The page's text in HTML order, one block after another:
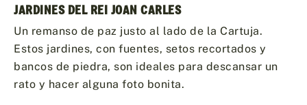
JARDINES DEL REI JOAN CARLES
Un remanso de paz justo al lado de la Cartuja.
Estos jardines, con fuentes, setos recortados y
bancos de piedra, son ideales para descansar un
rato y hacer alguna foto bonita.